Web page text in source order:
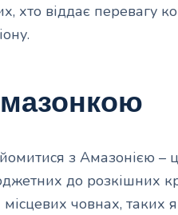
хто віддає перевагу
з Амазонією –
до розкішних
човнах, таких